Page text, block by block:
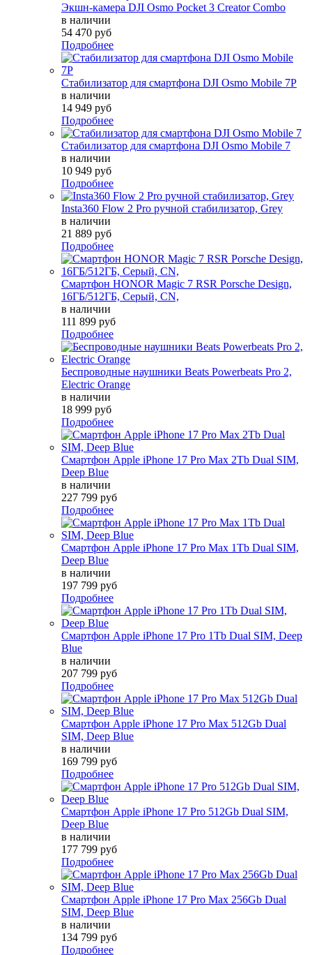
Экшн-камера DJI Osmo Pocket 3 Creator Combo
в наличии
54 470 руб
Подробнее
Стабилизатор для смартфона DJI Osmo Mobile 7P
в наличии
14 949 руб
Подробнее
Стабилизатор для смартфона DJI Osmo Mobile 7
в наличии
10 949 руб
Подробнее
Insta360 Flow 2 Pro ручной стабилизатор, Grey
в наличии
21 889 руб
Подробнее
Смартфон HONOR Magic 7 RSR Porsche Design,
16ГБ/512ГБ, Серый, СN,
в наличии
111 899 руб
Подробнее
Беспроводные наушники Beats Powerbeats Pro 2,
Electric Orange
в наличии
18 999 руб
Подробнее
Смартфон Apple iPhone 17 Pro Max 2Tb Dual SIM,
Deep Blue
в наличии
227 799 руб
Подробнее
Смартфон Apple iPhone 17 Pro Max 1Tb Dual SIM,
Deep Blue
в наличии
197 799 руб
Подробнее
Смартфон Apple iPhone 17 Pro 1Tb Dual SIM, Deep
Blue
в наличии
207 799 руб
Подробнее
Смартфон Apple iPhone 17 Pro Max 512Gb Dual
SIM, Deep Blue
в наличии
169 799 руб
Подробнее
Смартфон Apple iPhone 17 Pro 512Gb Dual SIM,
Deep Blue
в наличии
177 799 руб
Подробнее
Смартфон Apple iPhone 17 Pro Max 256Gb Dual
SIM, Deep Blue
в наличии
134 799 руб
Подробнее